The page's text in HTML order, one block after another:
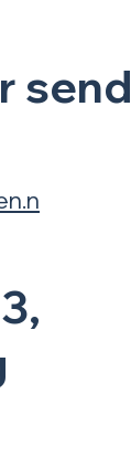
send